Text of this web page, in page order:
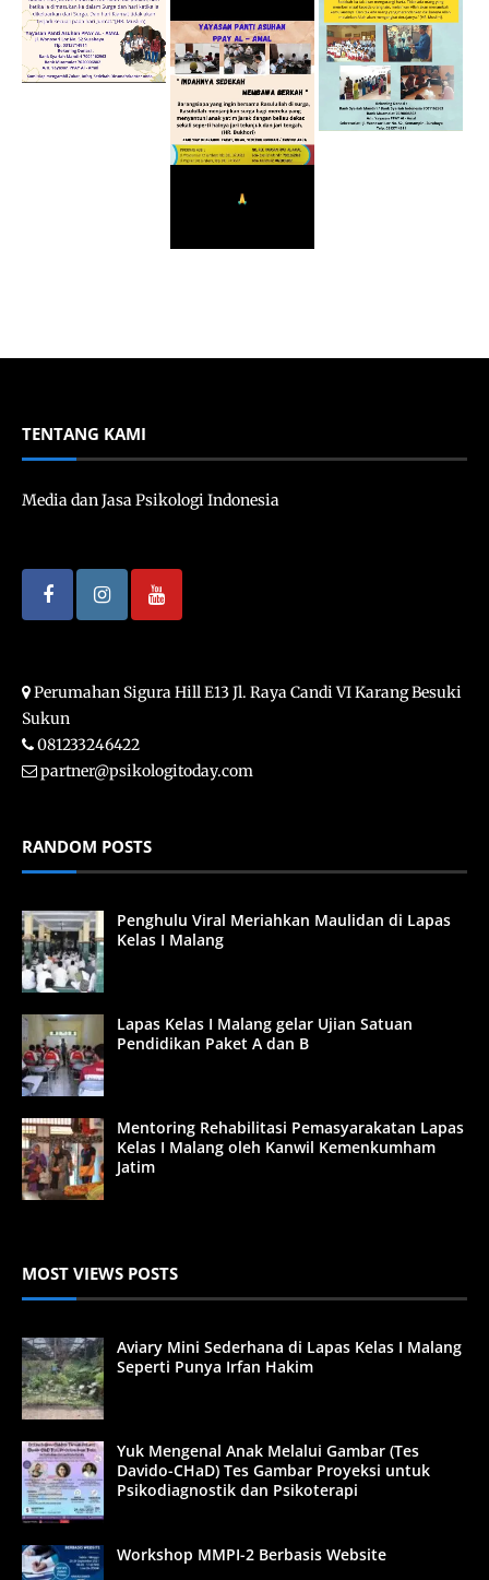
TENTANG KAMI
Media dan Jasa Psikologi Indonesia
Perumahan Sigura Hill E13 Jl. Raya Candi VI Karang Besuki
Sukun
081233246422
partner@psikologitoday.com
RANDOM POSTS
Penghulu Viral Meriahkan Maulidan di Lapas
Kelas I Malang
Lapas Kelas I Malang gelar Ujian Satuan
Pendidikan Paket A dan B
Mentoring Rehabilitasi Pemasyarakatan Lapas
Kelas I Malang oleh Kanwil Kemenkumham
Jatim
MOST VIEWS POSTS
Aviary Mini Sederhana di Lapas Kelas I Malang
Seperti Punya Irfan Hakim
Yuk Mengenal Anak Melalui Gambar (Tes
Davido-CHaD) Tes Gambar Proyeksi untuk
Psikodiagnostik dan Psikoterapi
Workshop MMPI-2 Berbasis Website